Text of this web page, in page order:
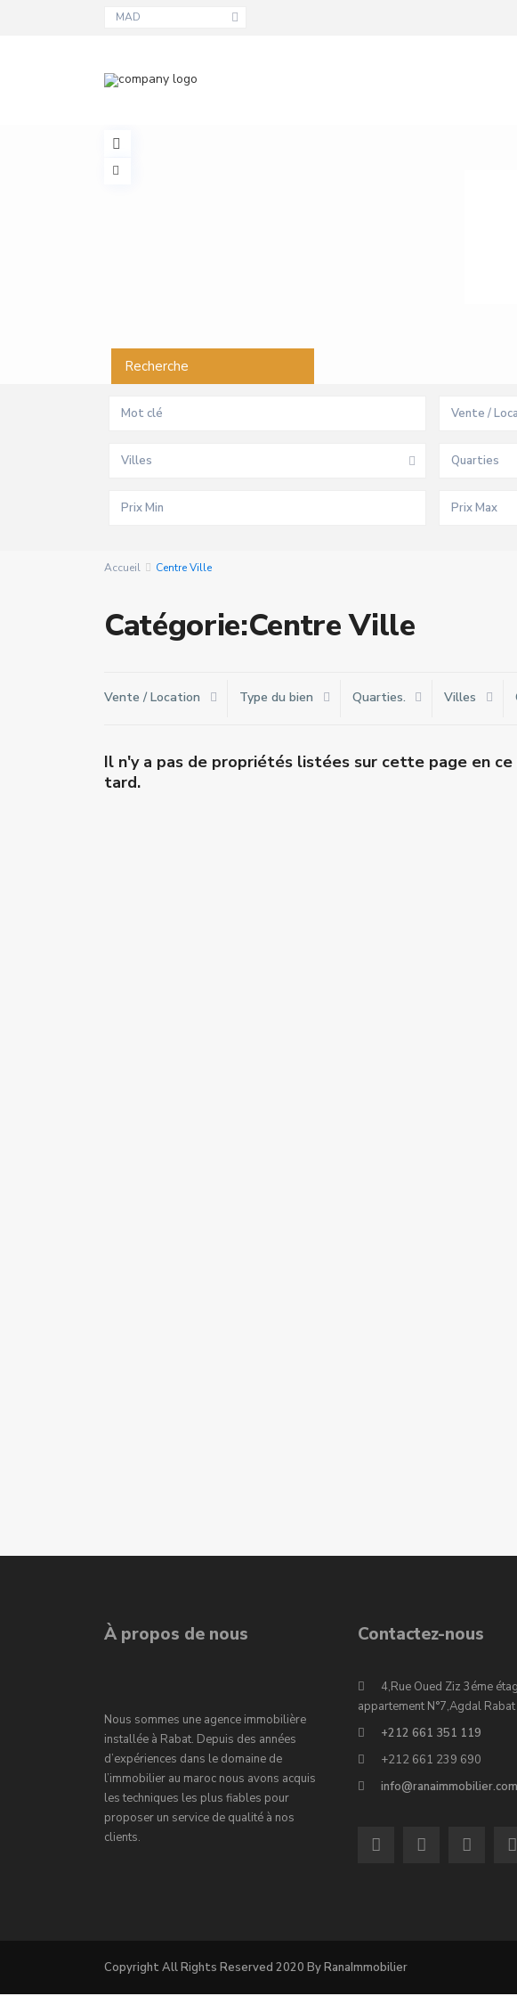
MAD
Recherche
Vente /
Villes Quarties
Accueil Centre Ville
Catégorie:Centre Ville
Vente / Location Type du bien Quarties. Villes
Il n'y a pas de propriétés listées sur cette page en
tard.
À propos de nous
Nous sommes une agence immobilière
installée à Rabat. Depuis des années
d’expériences dans le domaine de
l’immobilier au maroc nous avons acquis
les techniques les plus fiables pour
proposer un service de qualité à nos
clients.
Contactez-nous
4,Rue Oued Ziz 3éme
appartement N°7,Agdal Rabat
+212 661 351 119
+212 661 239 690
info@ranaimmobilier.com
Copyright All Rights Reserved 2020 By RanaImmobilier